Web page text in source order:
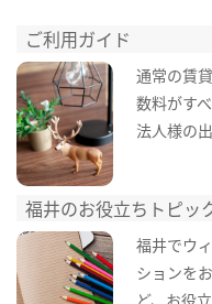
ご利用ガイド
通常の賃
数料がす
法人様の
福井のお役立ちトピッ
福井でウ
ションを
ど、お役